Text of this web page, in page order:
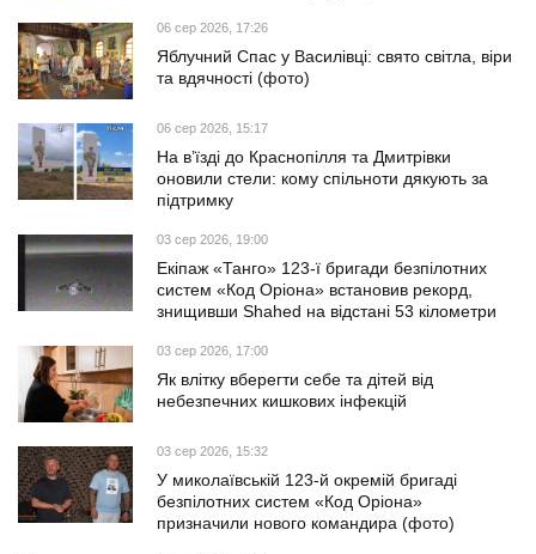
06 сер 2026, 17:26
Яблучний Спас у Василівці: свято світла, віри
та вдячності (фото)
06 сер 2026, 15:17
На в’їзді до Краснопілля та Дмитрівки
оновили стели: кому спільноти дякують за
підтримку
03 сер 2026, 19:00
Екіпаж «Танго» 123-ї бригади безпілотних
систем «Код Оріона» встановив рекорд,
знищивши Shahed на відстані 53 кілометри
03 сер 2026, 17:00
Як влітку вберегти себе та дітей від
небезпечних кишкових інфекцій
03 сер 2026, 15:32
У миколаївській 123-й окремій бригаді
безпілотних систем «Код Оріона»
призначили нового командира (фото)